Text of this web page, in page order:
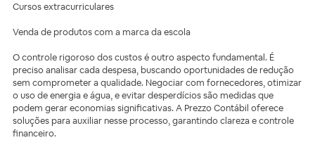
Cursos extracurriculares
Venda de produtos com a marca da escola
O controle rigoroso dos custos é outro aspecto fundamental. É
preciso analisar cada despesa, buscando oportunidades de redução
sem comprometer a qualidade. Negociar com fornecedores, otimizar
o uso de energia e água, e evitar desperdícios são medidas que
podem gerar economias significativas. A Prezzo Contábil oferece
soluções para auxiliar nesse processo, garantindo clareza e controle
financeiro.